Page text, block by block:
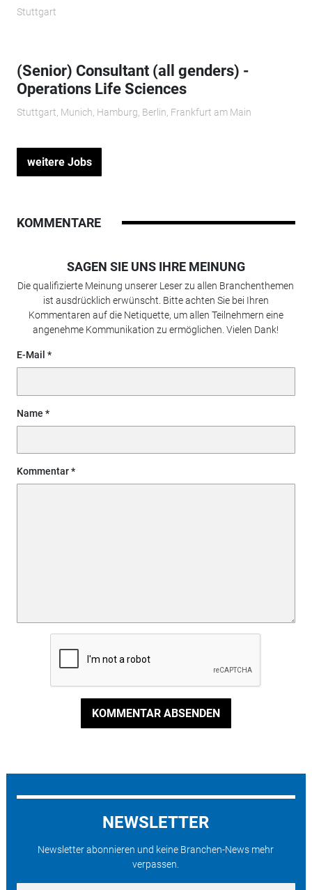
Stuttgart
(Senior) Consultant (all genders) -
Operations Life Sciences
Stuttgart, Munich, Hamburg, Berlin, Frankfurt am Main
weitere Jobs
KOMMENTARE
SAGEN SIE UNS IHRE MEINUNG
Die qualifizierte Meinung unserer Leser zu allen Branchenthemen
ist ausdrücklich erwünscht. Bitte achten Sie bei Ihren
Kommentaren auf die Netiquette, um allen Teilnehmern eine
angenehme Kommunikation zu ermöglichen. Vielen Dank!
E-Mail
Name
Kommentar
KOMMENTAR ABSENDEN
NEWSLETTER
Newsletter abonnieren und keine Branchen-News mehr
verpassen.